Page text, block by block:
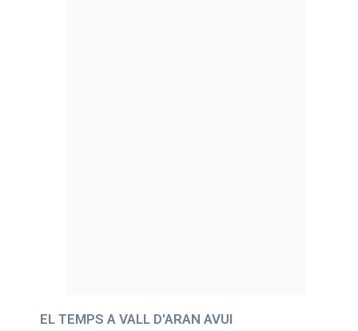
EL TEMPS A VALL D'ARAN AVUI